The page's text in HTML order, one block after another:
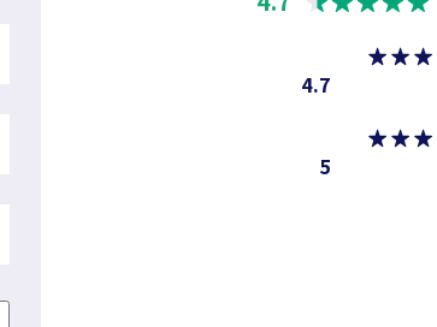
4.7
5